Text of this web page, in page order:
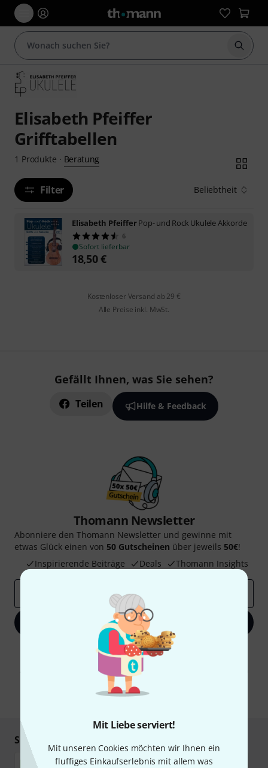
Mit Liebe serviert!
Mit unseren Cookies möchten wir Ihnen ein
fluffiges Einkaufserlebnis mit allem was
Suche
Elisabeth Pfeiffer
Grifftabellen
1 Produkte · Beratung
Filter Beliebtheit
Elisabeth PfeifferPop- und Rock Ukulele Akkorde
6
Sofort lieferbar
18,50€
Kostenloser Versand ab 29 €
Alle Preise inkl. MwSt.
Gefällt Ihnen, was Sie sehen?
Teilen Hilfe & Feedback
Thomann Newsletter
Abonniere den Thomann Newsletter und gewinne mit
etwas Glück einen von 50 Gutscheinen über jeweils 50€!
Inspirierende Beiträge
Deals Thomann Insights
Jetzt anmelden
Mit Klick auf „Jetzt anmelden“ stimmen Sie dem Erhalt von E-Mail-
Werbung und einer Messung des E-Mail-Nutzungsverhaltens zu. Die
Abmeldung ist jederzeit möglich. Weitere Informationen finden Sie in
unserenDatenschutzhinweisen
* Pflichtfeld
Sicher einkaufen & bezahlen